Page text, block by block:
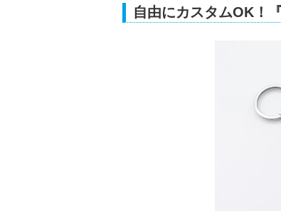
自由にカスタムOK！